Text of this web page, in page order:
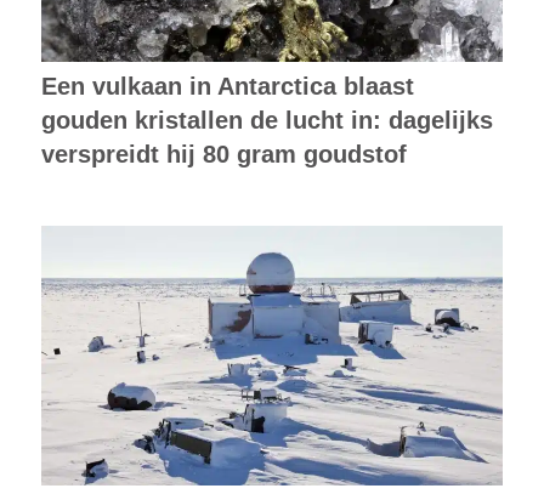
Een vulkaan in Antarctica blaast
gouden kristallen de lucht in: dagelijks
verspreidt hij 80 gram goudstof